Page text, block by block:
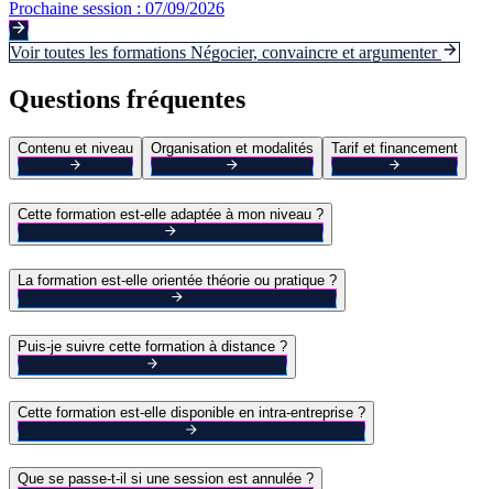
Prochaine session : 07/09/2026
Voir toutes les formations Négocier, convaincre et argumenter
Questions fréquentes
Contenu et niveau Organisation et modalités Tarif et financement
Cette formation est-elle adaptée à mon niveau ?
La formation est-elle orientée théorie ou pratique ?
Puis-je suivre cette formation à distance ?
Cette formation est-elle disponible en intra-entreprise ?
Que se passe-t-il si une session est annulée ?